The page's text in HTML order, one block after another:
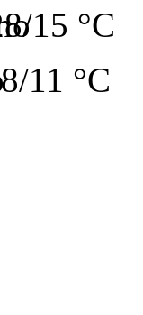
15 °C
11 °C